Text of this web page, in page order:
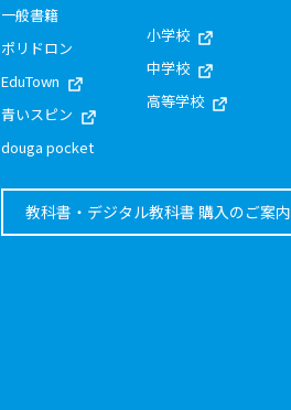
一般書籍
ポリドロン
EduTown
青いスピン
douga pocket
小学校
中学校
高等学校
教科書・デジタル教科書 購入のご案内